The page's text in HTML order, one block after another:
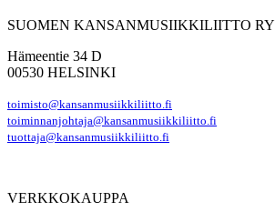
SUOMEN KANSANMUSIIKKILIITTO RY
Hämeentie 34 D
00530 HELSINKI
toimisto@kansanmusiikkiliitto.fi
toiminnanjohtaja@kansanmusiikkiliitto.fi
tuottaja@kansanmusiikkiliitto.fi
VERKKOKAUPPA